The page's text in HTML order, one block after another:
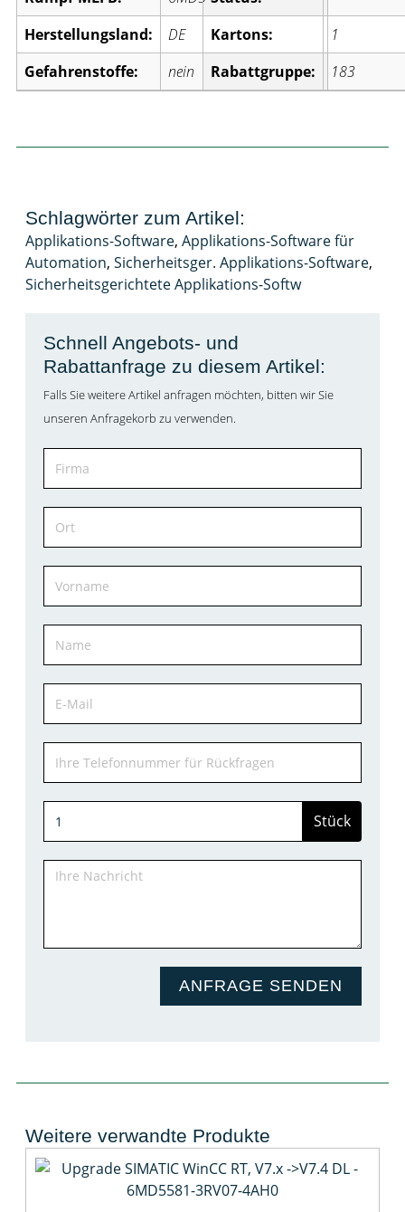
Herstellungsland:
DE
Gefahrenstoffe:
nein
Kartons:
1
Rabattgruppe:
183
Schlagwörter zum Artikel:
Applikations-Software, Applikations-Software für
Automation, Sicherheitsger. Applikations-Software,
Sicherheitsgerichtete Applikations-Softw
Schnell Angebots- und
Rabattanfrage zu diesem Artikel:
Falls Sie weitere Artikel anfragen möchten, bitten wir Sie
unseren Anfragekorb zu verwenden.
Stück
ANFRAGE SENDEN
Weitere verwandte Produkte